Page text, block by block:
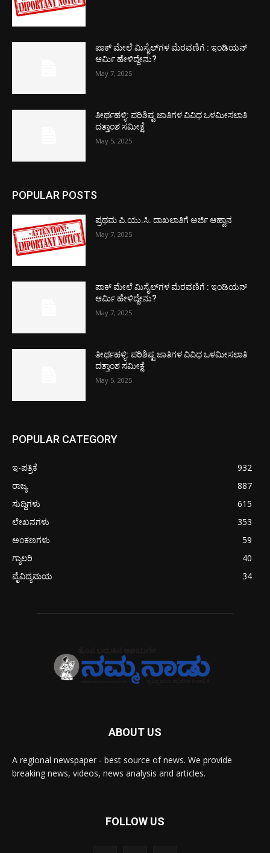
ಪಾಕ್​ ಮೇಲೆ ಮಿಸೈಲ್​ಗಳ ಮೆರವಣಿಗೆ : ಇಂಡಿಯನ್
ಆರ್ಮಿ ಹೇಳಿದ್ದೇನು?
May 7, 2025
ತೀರ್ಥಹಳ್ಳಿ: ಪರಿಶಿಷ್ಟ ಜಾತಿಗಳ ವಿವಿಧ ಒಳಮೀಸಲಾತಿ
ದತ್ತಾಂಶ ಸಮೀಕ್ಷೆ
May 5, 2025
POPULAR POSTS
ಪ್ರಥಮ ಪಿ.ಯು.ಸಿ. ದಾಖಲಾತಿಗೆ ಅರ್ಜಿ ಆಹ್ವಾನ
May 7, 2025
ಪಾಕ್​ ಮೇಲೆ ಮಿಸೈಲ್​ಗಳ ಮೆರವಣಿಗೆ : ಇಂಡಿಯನ್
ಆರ್ಮಿ ಹೇಳಿದ್ದೇನು?
May 7, 2025
ತೀರ್ಥಹಳ್ಳಿ: ಪರಿಶಿಷ್ಟ ಜಾತಿಗಳ ವಿವಿಧ ಒಳಮೀಸಲಾತಿ
ದತ್ತಾಂಶ ಸಮೀಕ್ಷೆ
May 5, 2025
POPULAR CATEGORY
ಇ-ಪತ್ರಿಕೆ
932
ರಾಜ್ಯ
887
ಸುದ್ದಿಗಳು
615
ಲೇಖನಗಳು
353
ಅಂಕಣಗಳು
59
ಗ್ಯಾಲರಿ
40
ವೈವಿದ್ಯಮಯ
34
ABOUT US
A regional newspaper - best source of news. We provide
breaking news, videos, news analysis and articles.
FOLLOW US